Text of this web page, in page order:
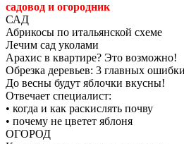
садовод и огородник
САД
Абрикосы по итальянской схеме
Лечим сад уколами
Арахис в квартире? Это возможно!
Обрезка деревьев: 3 главных ошибки
До весны будут яблочки вкусны!
Отвечает специалист:
• когда и как раскислять почву
• почему не цветет яблоня
ОГОРОД